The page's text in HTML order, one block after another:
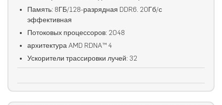
Память: 8ГБ/128-разрядная DDR6. 20Гб/с
эффективная
Потоковых процессоров: 2048
архитектура AMD RDNA™ 4
Ускорители трассировки лучей: 32